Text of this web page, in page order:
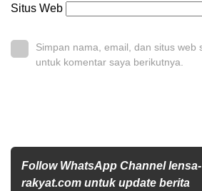
Situs Web
Simpan nama, email, dan situs web
untuk komentar saya berikutnya.
Follow WhatsApp Channel lensa-
rakyat.com untuk update berita